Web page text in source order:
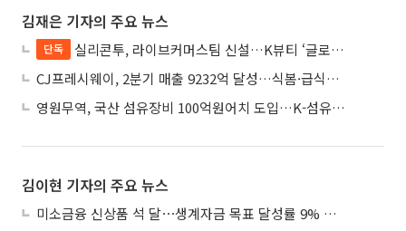
김재은 기자의 주요 뉴스
단독
실리콘투, 라이브커머스팀 신설…K뷰티 ‘글로벌 라방 판매’ 확대
CJ프레시웨이, 2분기 매출 9232억 달성…식봄·급식사업 성장
영원무역, 국산 섬유장비 100억원어치 도입…K-섬유 상생 강화
김이현 기자의 주요 뉴스
미소금융 신상품 석 달⋯생계자금 목표 달성률 9% 그쳐